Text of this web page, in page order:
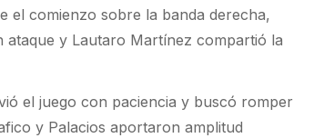
el comienzo sobre la banda derecha,
ataque y Lautaro Martínez compartió la
el juego con paciencia y buscó romper
y Palacios aportaron amplitud